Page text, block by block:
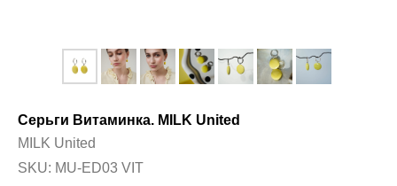
Серьги Витаминка. MILK United
MILK United
SKU: MU-ED03 VIT